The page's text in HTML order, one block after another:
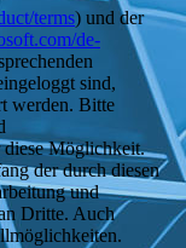
terms) und der
de-
sind,
werden. Bitte
diese Möglichkeit.
der durch diesen
und
Dritte. Auch